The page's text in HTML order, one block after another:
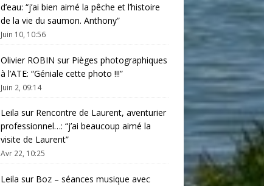
d’eau: “j’ai bien aimé la pêche et l’histoire
de la vie du saumon. Anthony”
Juin 10, 10:56
Olivier ROBIN sur Pièges photographiques
à l’ATE: “Géniale cette photo !!!”
Juin 2, 09:14
Leila sur Rencontre de Laurent, aventurier
professionnel…: “j’ai beaucoup aimé la
visite de Laurent”
Avr 22, 10:25
Leila sur Boz – séances musique avec